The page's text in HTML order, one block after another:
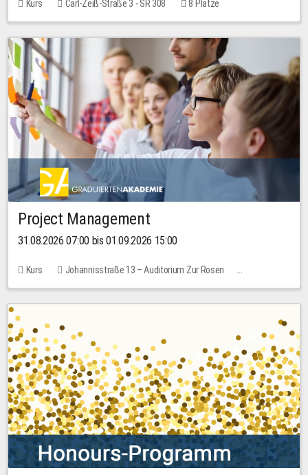
Kurs Carl-Zeiß-Straße 3 - SR 308 8 Plätze
Project Management
31.08.2026 07:00 bis 01.09.2026 15:00
Kurs
Johannisstraße 13 – Auditorium Zur Rosen
Keine freien Plätze
30,00 EUR